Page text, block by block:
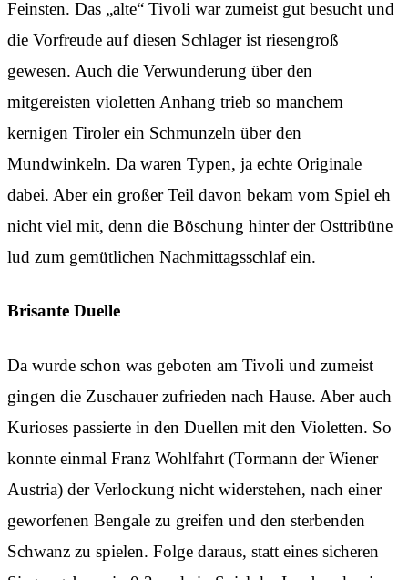
Feinsten. Das „alte“ Tivoli war zumeist gut besucht und
die Vorfreude auf diesen Schlager ist riesengroß
gewesen. Auch die Verwunderung über den
mitgereisten violetten Anhang trieb so manchem
kernigen Tiroler ein Schmunzeln über den
Mundwinkeln. Da waren Typen, ja echte Originale
dabei. Aber ein großer Teil davon bekam vom Spiel eh
nicht viel mit, denn die Böschung hinter der Osttribüne
lud zum gemütlichen Nachmittagsschlaf ein.
Brisante Duelle
Da wurde schon was geboten am Tivoli und zumeist
gingen die Zuschauer zufrieden nach Hause. Aber auch
Kurioses passierte in den Duellen mit den Violetten. So
konnte einmal Franz Wohlfahrt (Tormann der Wiener
Austria) der Verlockung nicht widerstehen, nach einer
geworfenen Bengale zu greifen und den sterbenden
Schwanz zu spielen. Folge daraus, statt eines sicheren